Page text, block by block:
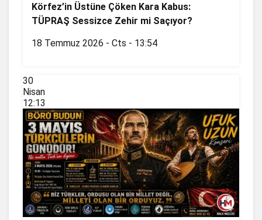
Körfez’in Üstüne Çöken Kara Kabus:
TÜPRAŞ Sessizce Zehir mi Saçıyor?
18 Temmuz 2026 - Cts - 13:54
30
Nisan
12:13